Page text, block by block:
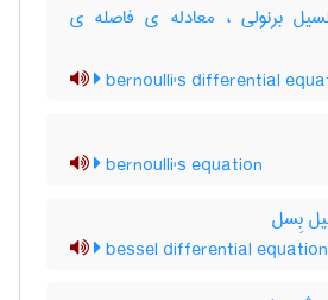
برنولی ، معادله ی فاصله ی
bernoulli's differential
bernoulli's equation
بِسل
bessel differential equation